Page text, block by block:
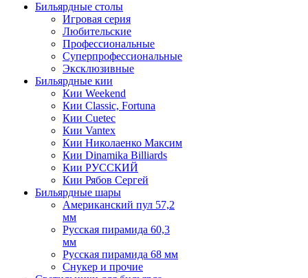
Бильярдные столы
Игровая серия
Любительские
Профессиональные
Суперпрофессиональные
Эксклюзивные
Бильярдные кии
Кии Weekend
Кии Classic, Fortuna
Кии Cuetec
Кии Vantex
Кии Николаенко Максим
Кии Dinamika Billiards
Кии РУССКИЙ
Кии Рябов Сергей
Бильярдные шары
Американский пул 57,2
мм
Русская пирамида 60,3
мм
Русская пирамида 68 мм
Снукер и прочие